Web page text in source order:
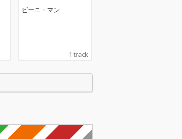
ビーニ・マン
1 track